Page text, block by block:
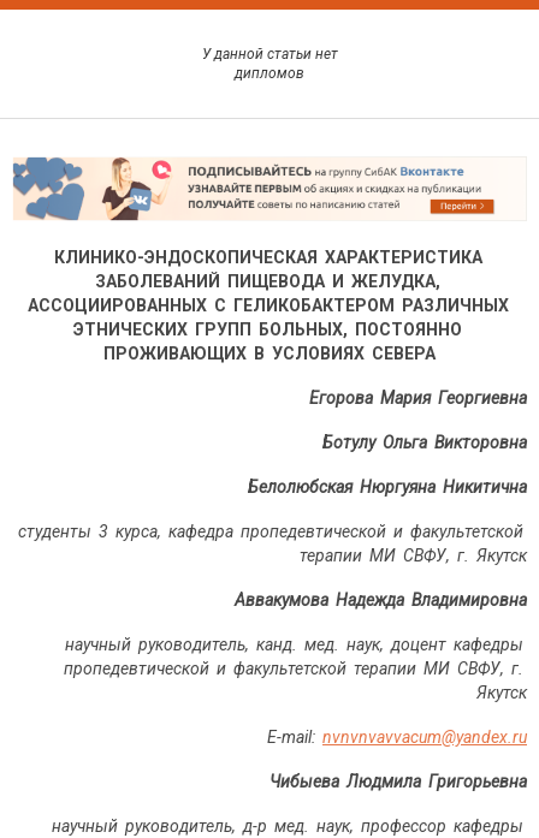
У данной статьи нет
дипломов
КЛИНИКО-ЭНДОСКОПИЧЕСКАЯ ХАРАКТЕРИСТИКА
ЗАБОЛЕВАНИЙ ПИЩЕВОДА И ЖЕЛУДКА,
АССОЦИИРОВАННЫХ С ГЕЛИКОБАКТЕРОМ РАЗЛИЧНЫХ
ЭТНИЧЕСКИХ ГРУПП БОЛЬНЫХ, ПОСТОЯННО
ПРОЖИВАЮЩИХ В УСЛОВИЯХ СЕВЕРА
Егорова Мария Георгиевна
Ботулу Ольга Викторовна
Белолюбская Нюргуяна Никитична
студенты 3 курса, кафедра пропедевтической и факультетской
терапии МИ СВФУ, г. Якутск
Аввакумова Надежда Владимировна
научный руководитель, канд. мед. наук, доцент кафедры
пропедевтической и факультетской терапии МИ СВФУ, г.
Якутск
E-mail: nvnvnvavvacum@yandex.ru
Чибыева Людмила Григорьевна
научный руководитель, д-р мед. наук, профессор кафедры